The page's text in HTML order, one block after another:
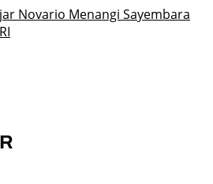
Novario Menangi Sayembara